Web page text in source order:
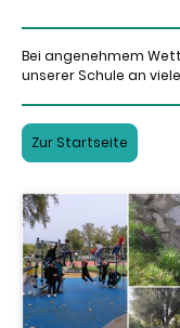
Bei angenehmem
unserer Schule an
Zur Startseite